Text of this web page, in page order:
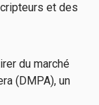
et des
du marché
(DMPA), un